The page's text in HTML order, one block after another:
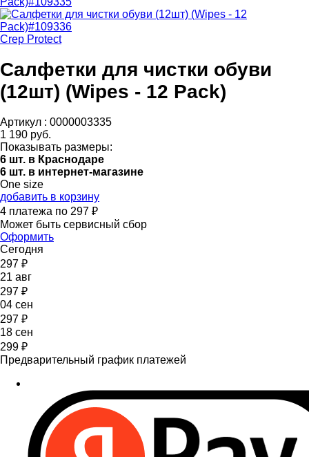
Crep Protect
Салфетки для чистки обуви
(12шт) (Wipes - 12 Pack)
Артикул : 0000003335
1 190 руб.
Показывать размеры:
6 шт. в Краснодаре
6 шт. в интернет-магазине
One size
добавить в корзину
4 платежа по 297 ₽
Может быть сервисный сбор
Оформить
Сегодня
297 ₽
21 авг
297 ₽
04 сен
297 ₽
18 сен
299 ₽
Предварительный график платежей